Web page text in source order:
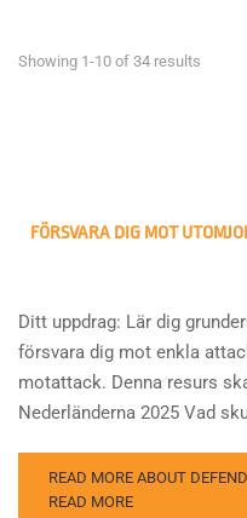
Showing 1-10 of 34 results
FÖRSVARA DIG MOT
Ditt uppdrag: Lär dig
försvara dig mot enkla
motattack. Denna resurs
Nederländerna 2025 Vad
READ MORE ABOUT
READ MORE